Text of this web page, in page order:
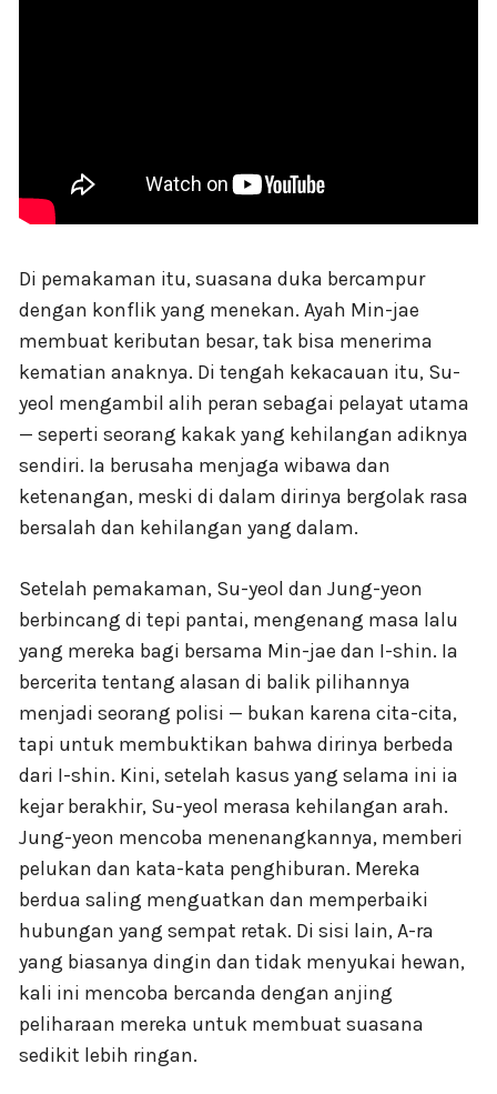
Di pemakaman itu, suasana duka bercampur
dengan konflik yang menekan. Ayah Min-jae
membuat keributan besar, tak bisa menerima
kematian anaknya. Di tengah kekacauan itu, Su-
yeol mengambil alih peran sebagai pelayat utama
— seperti seorang kakak yang kehilangan adiknya
sendiri. Ia berusaha menjaga wibawa dan
ketenangan, meski di dalam dirinya bergolak rasa
bersalah dan kehilangan yang dalam.
Setelah pemakaman, Su-yeol dan Jung-yeon
berbincang di tepi pantai, mengenang masa lalu
yang mereka bagi bersama Min-jae dan I-shin. Ia
bercerita tentang alasan di balik pilihannya
menjadi seorang polisi — bukan karena cita-cita,
tapi untuk membuktikan bahwa dirinya berbeda
dari I-shin. Kini, setelah kasus yang selama ini ia
kejar berakhir, Su-yeol merasa kehilangan arah.
Jung-yeon mencoba menenangkannya, memberi
pelukan dan kata-kata penghiburan. Mereka
berdua saling menguatkan dan memperbaiki
hubungan yang sempat retak. Di sisi lain, A-ra
yang biasanya dingin dan tidak menyukai hewan,
kali ini mencoba bercanda dengan anjing
peliharaan mereka untuk membuat suasana
sedikit lebih ringan.